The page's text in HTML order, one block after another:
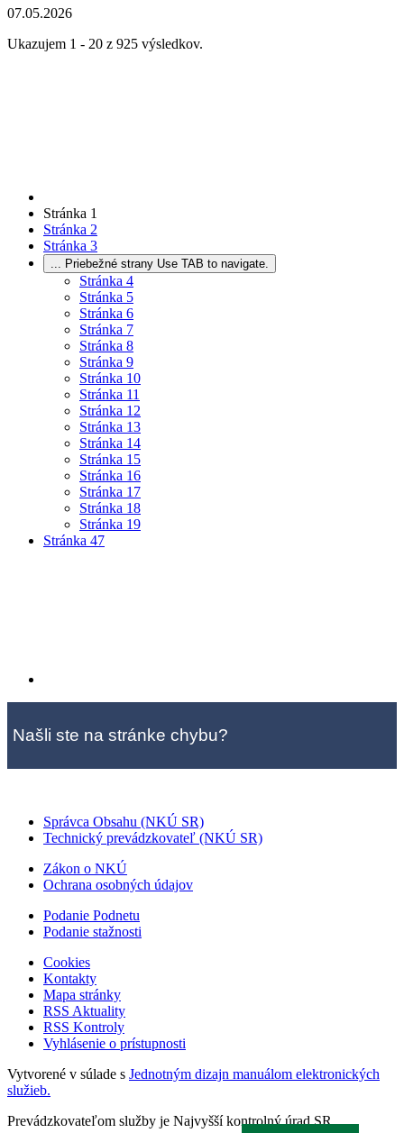
07.05.2026
Ukazujem 1 - 20 z 925 výsledkov.
Stránka 1
Stránka 2
Stránka 3
... Priebežné strany Use TAB to navigate.
Stránka 4
Stránka 5
Stránka 6
Stránka 7
Stránka 8
Stránka 9
Stránka 10
Stránka 11
Stránka 12
Stránka 13
Stránka 14
Stránka 15
Stránka 16
Stránka 17
Stránka 18
Stránka 19
Stránka 47
Našli ste na stránke chybu?
Správca Obsahu (NKÚ SR)
Technický prevádzkovateľ (NKÚ SR)
Zákon o NKÚ
Ochrana osobných údajov
Podanie Podnetu
Podanie stažnosti
Cookies
Kontakty
Mapa stránky
RSS Aktuality
RSS Kontroly
Vyhlásenie o prístupnosti
Vytvorené v súlade s Jednotným dizajn manuálom elektronických
služieb.
Prevádzkovateľom služby je Najvyšší kontrolný úrad SR.